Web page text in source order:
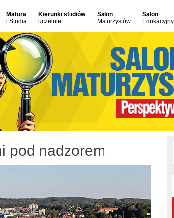
Matura
i Studia
Kierunki studiów
uczelnie
Salon
Maturzystów
Salon
Edukacyjny
pod nadzorem